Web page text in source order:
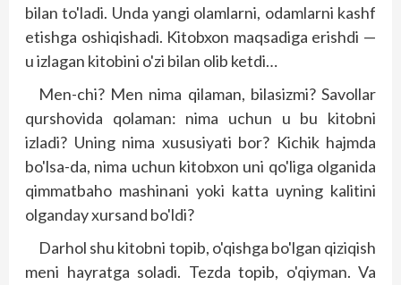
bilan to'ladi. Unda yangi olamlarni, odamlarni kashf
etishga oshiqishadi. Kitobxon maqsadiga erishdi —
u izlagan kitobini o'zi bilan olib ketdi…
Men-chi? Men nima qilaman, bilasizmi? Savollar
qurshovida qolaman: nima uchun u bu kitobni
izladi? Uning nima xususiyati bor? Kichik hajmda
bo'lsa-da, nima uchun kitobxon uni qo'liga olganida
qimmatbaho mashinani yoki katta uyning kalitini
olganday xursand bo'ldi?
Darhol shu kitobni topib, o'qishga bo'lgan qiziqish
meni hayratga soladi. Tezda topib, o'qiyman. Va